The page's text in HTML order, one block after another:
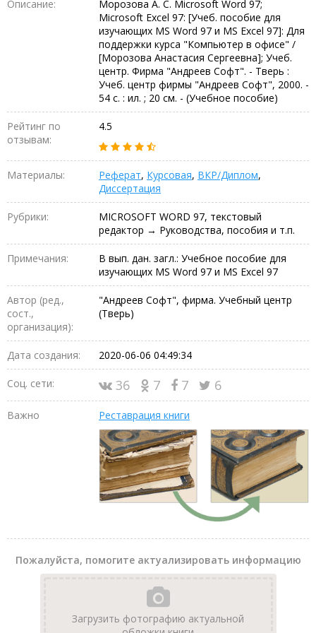
Описание:
Морозова А. С. Microsoft Word 97;
Microsoft Excel 97: [Учеб. пособие для
изучающих MS Word 97 и MS Excel 97]: Для
поддержки курса "Компьютер в офисе" /
[Морозова Анастасия Сергеевна]; Учеб.
центр. Фирма "Андреев Софт". - Тверь :
Учеб. центр фирмы "Андреев Софт", 2000. -
54 с. : ил. ; 20 см. - (Учебное пособие)
Рейтинг по
отзывам:
4.5
Материалы: Реферат, Курсовая, ВКР/Диплом,
Диссертация
Рубрики:
MICROSOFT WORD 97, текстовый
редактор → Руководства, пособия и т.п.
Примечания:
В вып. дан. загл.: Учебное пособие для
изучающих MS Word 97 и MS Excel 97
Автор (ред.,
сост.,
организация):
"Андреев Софт", фирма. Учебный центр
(Тверь)
Дата создания: 2020-06-06 04:49:34
Соц. сети: 36 7 7 6
Важно Реставрация книги
Пожалуйста, помогите актуализировать информацию
Загрузить фотографию актуальной